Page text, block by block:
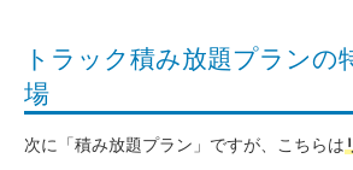
トラック積み放題プランの
場
次に「積み放題プラン」ですが、こちらは